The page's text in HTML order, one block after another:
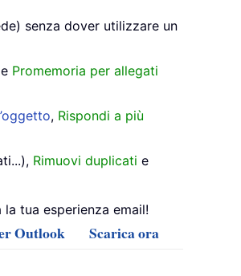
senza dover utilizzare un
Promemoria per allegati
, Rispondi a più
Rimuovi duplicati e
tua esperienza email!
Outlook Scarica ora